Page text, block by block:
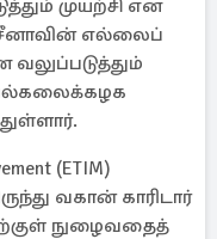
முயற்சி என
சீனாவின் எல்லைப்
வலுப்படுத்தும்
பல்கலைக்கழக
(ETIM)
வகான் காரிடார்
நுழைவதைத்